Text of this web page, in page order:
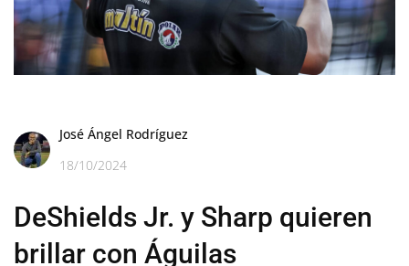
José Ángel Rodríguez
18/10/2024
DeShields Jr. y Sharp quieren
brillar con Águilas